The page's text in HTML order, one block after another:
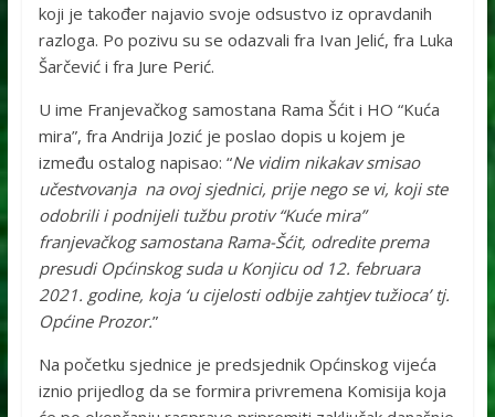
koji je također najavio svoje odsustvo iz opravdanih
razloga. Po pozivu su se odazvali fra Ivan Jelić, fra Luka
Šarčević i fra Jure Perić.
U ime Franjevačkog samostana Rama Šćit i HO “Kuća
mira”, fra Andrija Jozić je poslao dopis u kojem je
između ostalog napisao: “Ne vidim nikakav smisao
učestvovanja na ovoj sjednici, prije nego se vi, koji ste
odobrili i podnijeli tužbu protiv “Kuće mira”
franjevačkog samostana Rama-Šćit, odredite prema
presudi Općinskog suda u Konjicu od 12. februara
2021. godine, koja ‘u cijelosti odbije zahtjev tužioca’ tj.
Općine Prozor.”
Na početku sjednice je predsjednik Općinskog vijeća
iznio prijedlog da se formira privremena Komisija koja